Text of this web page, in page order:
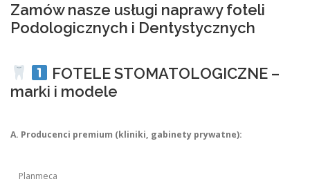
Zamów nasze usługi naprawy foteli
Podologicznych i Dentystycznych
FOTELE STOMATOLOGICZNE –
marki i modele
A. Producenci premium (kliniki, gabinety prywatne):
Planmeca